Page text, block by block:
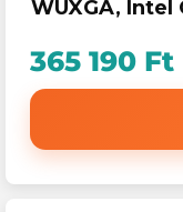
WUXGA, Intel
365 190 Ft